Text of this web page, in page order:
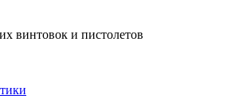
винтовок и пистолетов